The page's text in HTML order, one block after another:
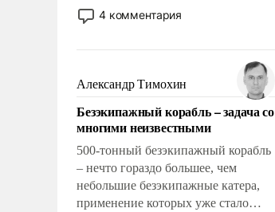
исключили с правом
восстановления и без оного. И чем
казалось, что эти вопросы решены
раз и навсегда, но – нет, не решены.
4 комментария
Александр Тимохин
Безэкипажный корабль – задача со
многими неизвестными
500-тонный безэкипажный корабль
– нечто гораздо большее, чем
небольшие безэкипажные катера,
применение которых уже стало